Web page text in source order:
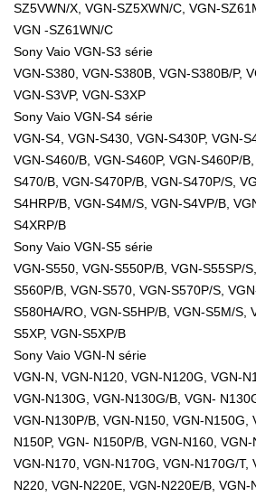
SZ5VWN/X, VGN-SZ5XWN/C, VGN-
VGN -SZ61WN/C
Sony Vaio VGN-S3 série
VGN-S380, VGN-S380B, VGN-S380B/P,
VGN-S3VP, VGN-S3XP
Sony Vaio VGN-S4 série
VGN-S4, VGN-S430, VGN-S430P, VGN-
VGN-S460/B, VGN-S460P, VGN-S460P/
S470/B, VGN-S470P/B, VGN-S470P/S,
S4HRP/B, VGN-S4M/S, VGN-S4VP/B,
S4XRP/B
Sony Vaio VGN-S5 série
VGN-S550, VGN-S550P/B, VGN-S55SP/
S560P/B, VGN-S570, VGN-S570P/S,
S580HA/RO, VGN-S5HP/B, VGN-S5M/S,
S5XP, VGN-S5XP/B
Sony Vaio VGN-N série
VGN-N, VGN-N120, VGN-N120G, VGN-
VGN-N130G, VGN-N130G/B, VGN-
VGN-N130P/B, VGN-N150, VGN-N150G,
N150P, VGN- N150P/B, VGN-N160,
VGN-N170, VGN-N170G, VGN-N170G/T,
N220, VGN-N220E, VGN-N220E/B, VGN-